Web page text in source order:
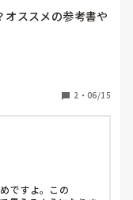
ススメの参考書や
です。
2 ・ 06/15
ですよ。この